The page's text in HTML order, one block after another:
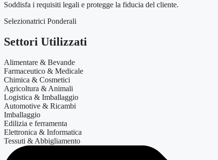
Soddisfa i requisiti legali e protegge la fiducia del cliente.
Selezionatrici Ponderali
Settori Utilizzati
Alimentare & Bevande
Farmaceutico & Medicale
Chimica & Cosmetici
Agricoltura & Animali
Logistica & Imballaggio
Automotive & Ricambi
Imballaggio
Edilizia e ferramenta
Elettronica & Informatica
Tessuti & Abbigliamento